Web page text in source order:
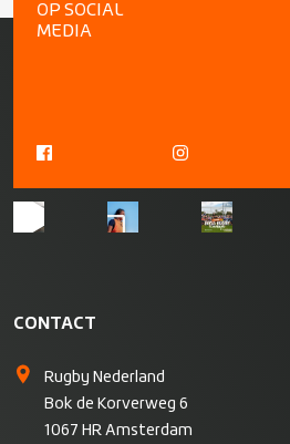
OP SOCIAL
MEDIA
CONTACT
Rugby Nederland
Bok de Korverweg 6
1067 HR Amsterdam